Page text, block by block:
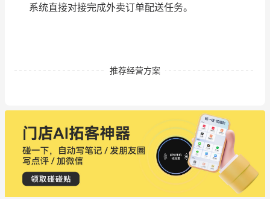
系统直接对接完成外卖订单配送任务。
推荐经营方案